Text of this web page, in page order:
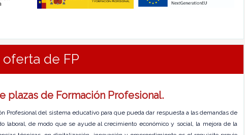
de FP
de Formación Profesional.
Profesional del sistema educativo para que pueda dar respuesta a las demandas de
laboral, de modo que se ayude al crecimiento económico y social, la mejora de la